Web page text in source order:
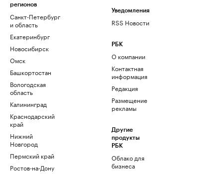
регионов
Санкт-Петербург
и область
Екатеринбург
Новосибирск
Омск
Башкортостан
Вологодская
область
Калининград
Краснодарский
край
Нижний
Новгород
Пермский край
Ростов-на-Дону
Уведомления
RSS Новости
РБК
О компании
Контактная
информация
Редакция
Размещение
рекламы
Другие
продукты
РБК
Облако для
бизнеса